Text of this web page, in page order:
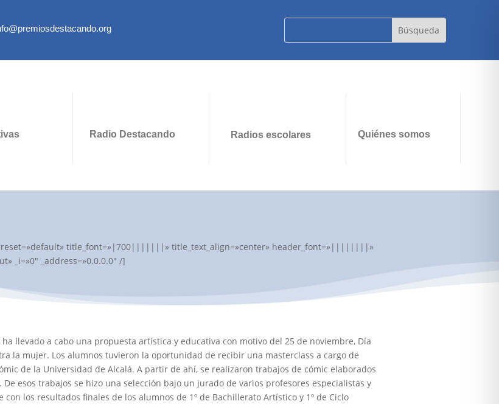
Radio Destacando Radios escolares Quiénes somos
title_font=»|700|||||||» title_text_align=»center» header_font=»||||||||»
_i=»0″ _address=»0.0.0.0″ /]
llevado a cabo una propuesta artística y educativa con motivo del 25 de noviembre, Día
la mujer. Los alumnos tuvieron la oportunidad de recibir una masterclass a cargo de
de la Universidad de Alcalá. A partir de ahí, se realizaron trabajos de cómic elaborados
esos trabajos se hizo una selección bajo un jurado de varios profesores especialistas y
los resultados finales de los alumnos de 1º de Bachillerato Artístico y 1º de Ciclo